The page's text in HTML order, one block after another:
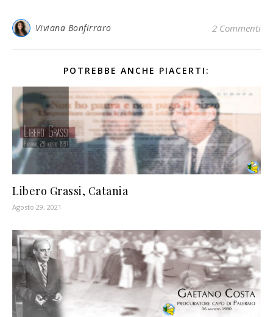
Viviana Bonfirraro 2 Commenti
POTREBBE ANCHE PIACERTI:
Libero Grassi, Catania
Agosto 29, 2021